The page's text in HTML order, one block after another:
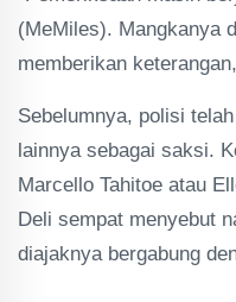
(MeMiles). Mangkanya
memberikan
Sebelumnya, polisi
lainnya sebagai saksi.
Marcello Tahitoe atau
Deli sempat menyebut
diajaknya bergabung